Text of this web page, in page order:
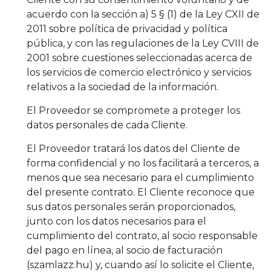
acuerdo con la sección a) 5 § (1) de la Ley CXII de
2011 sobre política de privacidad y política
pública, y con las regulaciones de la Ley CVIII de
2001 sobre cuestiones seleccionadas acerca de
los servicios de comercio electrónico y servicios
relativos a la sociedad de la información.
El Proveedor se compromete a proteger los
datos personales de cada Cliente.
El Proveedor tratará los datos del Cliente de
forma confidencial y no los facilitará a terceros, a
menos que sea necesario para el cumplimiento
del presente contrato. El Cliente reconoce que
sus datos personales serán proporcionados,
junto con los datos necesarios para el
cumplimiento del contrato, al socio responsable
del pago en línea, al socio de facturación
(szamlazz.hu) y, cuando así lo solicite el Cliente,